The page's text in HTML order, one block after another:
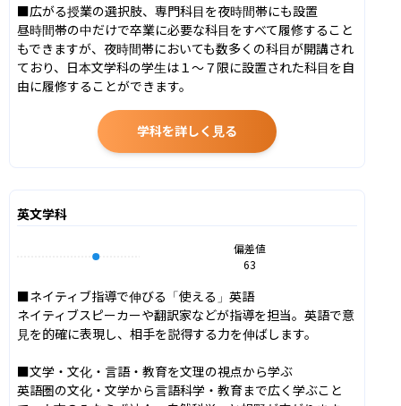
■広がる授業の選択肢、専門科目を夜時間帯にも設置
昼時間帯の中だけで卒業に必要な科目をすべて履修すること
もできますが、夜時間帯においても数多くの科目が開講され
ており、日本文学科の学生は１～７限に設置された科目を自
由に履修することができます。
学科を詳しく見る
英文学科
偏差値
63
■ネイティブ指導で伸びる「使える」英語
ネイティブスピーカーや翻訳家などが指導を担当。英語で意
見を的確に表現し、相手を説得する力を伸ばします。
■文学・文化・言語・教育を文理の視点から学ぶ
英語圏の文化・文学から言語科学・教育まで広く学ぶこと